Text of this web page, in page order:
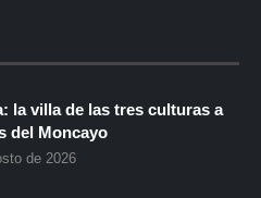
la villa de las tres culturas a
del Moncayo
de 2026